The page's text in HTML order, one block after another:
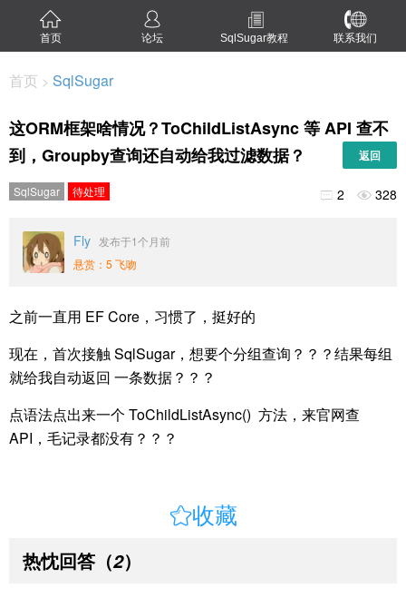
首页 论坛 SqlSugar教程 联系我们
首页 > SqlSugar
这ORM框架啥情况？ToChildListAsync 等 API 查不
到，Groupby查询还自动给我过滤数据？
返回
SqlSugar 待处理  2  328
Fly 发布于1个月前
悬赏：5 飞吻
之前一直用 EF Core，习惯了，挺好的
现在，首次接触 SqlSugar，想要个分组查询？？？结果每组
就给我自动返回 一条数据？？？
点语法点出来一个 ToChildListAsync() 方法，来官网查
API，毛记录都没有？？？
收藏
热忱回答 （2）